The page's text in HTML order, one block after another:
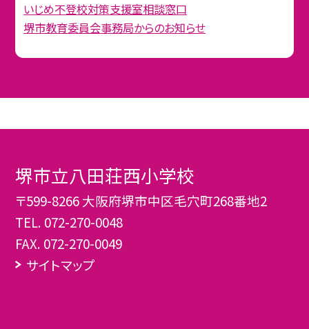
いじめ不登校対策支援室相談窓口
堺市教育委員会事務局からのお知らせ
堺市立八田荘西小学校
〒599-8266 大阪府堺市中区毛穴町268番地2
TEL. 072-270-0048
FAX. 072-270-0049
サイトマップ